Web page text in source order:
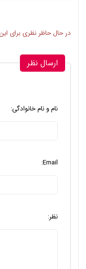
در حال حاظر نظری برای
ارسال نظر
نام و نام خانوادگی:
Email:
نظر: